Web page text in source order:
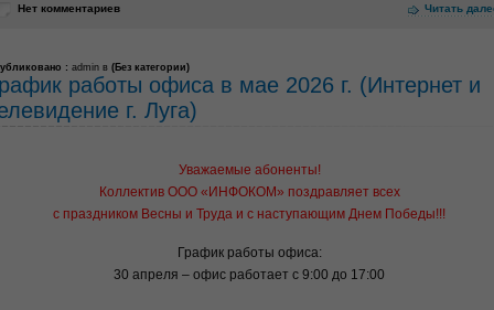
Нет комментариев Читать
: admin в ( Без категории)
работы офиса в мае 2026 г. (Интернет и
г. Луга)
Уважаемые абоненты!
Коллектив ООО «ИНФОКОМ» поздравляет всех
с праздником Весны и Труда и с наступающим Днем Победы!!!
График работы офиса:
30 апреля – офис работает с 9:00 до 17:00